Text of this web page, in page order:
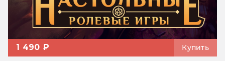
1 490 ₽ Купить